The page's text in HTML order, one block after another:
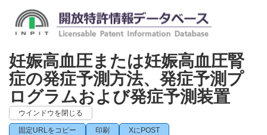
妊娠高血圧または妊娠高血圧腎
症の発症予測方法、発症予測プ
ログラムおよび発症予測装置
ウインドウを閉じる
固定URLをコピー 印刷 XにPOST